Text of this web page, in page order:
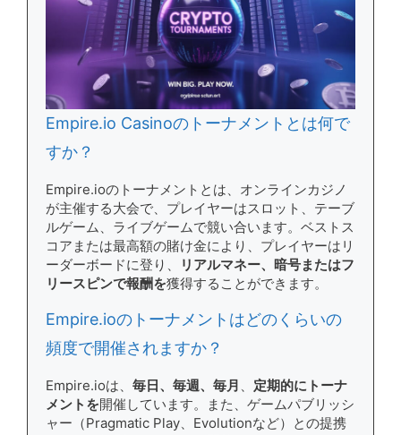
Empire.io Casinoのトーナメントとは何で
すか？
Empire.ioのトーナメントとは、オンラインカジノ
が主催する大会で、プレイヤーはスロット、テーブ
ルゲーム、ライブゲームで競い合います。ベストス
コアまたは最高額の賭け金により、プレイヤーはリ
ーダーボードに登り、
リアルマネー、暗号またはフ
リースピンで報酬を獲得することができます。
Empire.ioのトーナメントはどのくらいの
頻度で開催されますか？
Empire.ioは、 毎日、毎週、毎月
定期的にトーナ
メントを開催しています。また、ゲームパブリッシ
ャー（Pragmatic Play、Evolutionなど）との提携